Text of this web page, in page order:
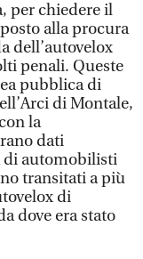
per chiedere il
alla procura
dell’autovelox
penali. Queste
pubblica di
di Montale,
la
dati
di automobilisti
transitati a più
di
dove era stato